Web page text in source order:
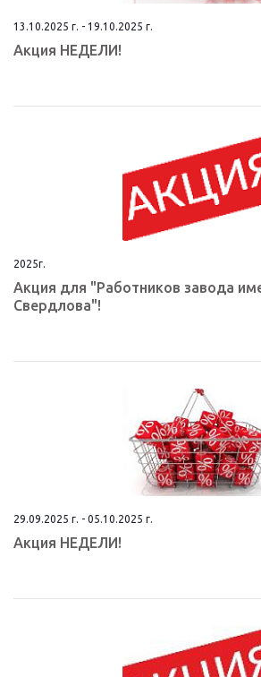
13.10.2025 г. - 19.10.2025 г.
Aкция НEДЕЛИ!
2025г.
Aкция для "Работников завода
Свердлова"!
29.09.2025 г. - 05.10.2025 г.
Aкция НEДЕЛИ!